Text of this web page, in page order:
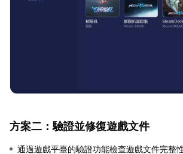
方案二：驗證並修復遊戲文件
通過遊戲平臺的驗證功能檢查遊戲文件完整